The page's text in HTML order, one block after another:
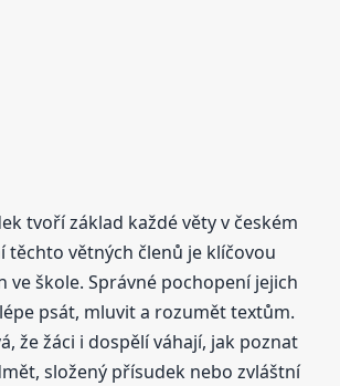
tvoří základ každé věty v českém
těchto větných členů je klíčovou
ve škole. Správné pochopení jejich
psát, mluvit a rozumět textům.
že žáci i dospělí váhají, jak poznat
složený přísudek nebo zvláštní